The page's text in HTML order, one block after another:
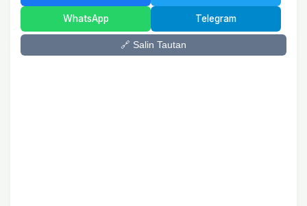
WhatsApp Telegram
🔗 Salin Tautan